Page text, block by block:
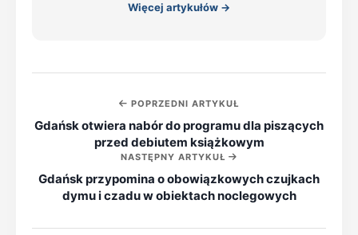
Więcej artykułów →
POPRZEDNI ARTYKUŁ
Gdańsk otwiera nabór do programu dla piszących
przed debiutem książkowym
NASTĘPNY ARTYKUŁ
Gdańsk przypomina o obowiązkowych czujkach
dymu i czadu w obiektach noclegowych